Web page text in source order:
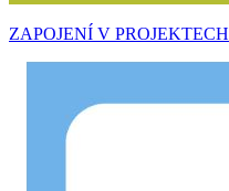
ZAPOJENÍ V PROJEKTECH